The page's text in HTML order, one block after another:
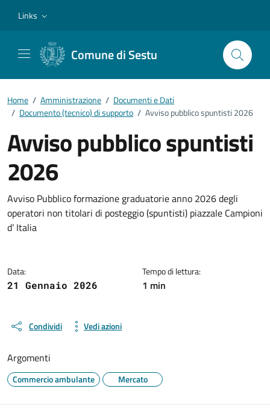
Links
Comune di Sestu
Home / Amministrazione / Documenti e Dati
/ Documento (tecnico) di supporto / Avviso pubblico spuntisti 2026
Avviso pubblico spuntisti
2026
Dettagli del documento
Avviso Pubblico formazione graduatorie anno 2026 degli
operatori non titolari di posteggio (spuntisti) piazzale Campioni
d’ Italia
Data:
21 Gennaio 2026
Tempo di lettura:
1 min
Condividi Vedi azioni
Argomenti
Commercio ambulante Mercato